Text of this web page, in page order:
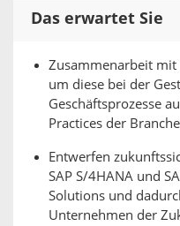
Das erwartet Sie
Zusammenarbeit mit
um diese bei der
Geschäftsprozesse
Practices der
Entwerfen
SAP S/4HANA und
Solutions und
Unternehmen der